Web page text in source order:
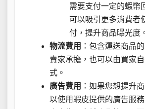
需要支付一定的蝦幣
可以吸引更多消費者
付，提升商品曝光度
物流費用 ：包含運送商品
賣家承擔，也可以由買家
式。
廣告費用 ：如果您想提升
以使用蝦皮提供的廣告服